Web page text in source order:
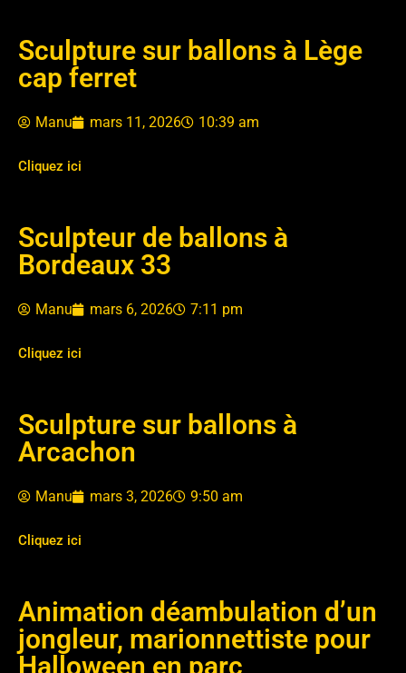
Sculpture sur ballons à Lège
cap ferret
Manu mars 11, 2026 10:39 am
Cliquez ici
Sculpteur de ballons à
Bordeaux 33
Manu mars 6, 2026 7:11 pm
Cliquez ici
Sculpture sur ballons à
Arcachon
Manu mars 3, 2026 9:50 am
Cliquez ici
Animation déambulation d’un
jongleur, marionnettiste pour
Halloween en parc